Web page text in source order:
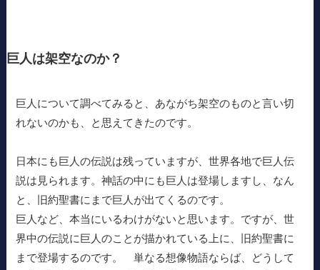
巨人は架空なのか？
巨人について調べてみると、あながち架空のものと言い切
れないのかも、と思えてきたのです。
日本にも巨人の伝説は残っていますが、世界各地で巨人伝
説は見られます。神話の中にも巨人は登場しますし、なん
と、旧約聖書にまで巨人が出てくるのです。
巨人など、本当にいるわけがないと思います。ですが、世
界中の伝説に巨人のことが描かれている上に、旧約聖書に
まで登場するのです。 単なる想像物語ならば、どうして